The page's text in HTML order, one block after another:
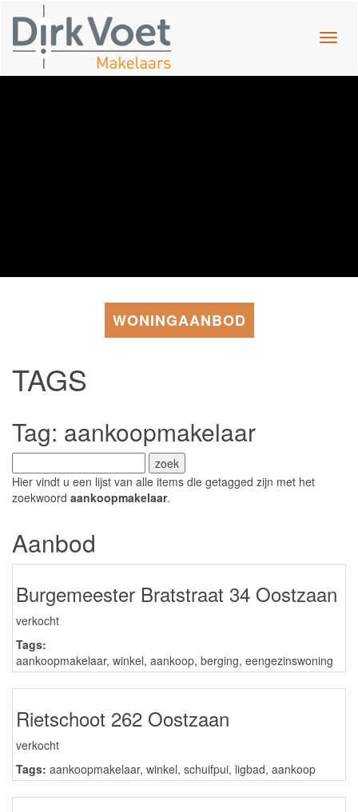
WONINGAANBOD
TAGS
Tag: aankoopmakelaar
Hier vindt u een lijst van alle items die getagged zijn met het
zoekwoord aankoopmakelaar.
Aanbod
Burgemeester Bratstraat 34 Oostzaan
verkocht
Tags:
aankoopmakelaar, winkel, aankoop, berging, eengezinswoning
Rietschoot 262 Oostzaan
verkocht
Tags: aankoopmakelaar, winkel, schuifpui, ligbad, aankoop